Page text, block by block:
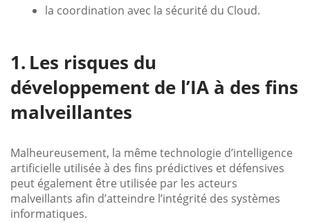
la coordination avec la sécurité du Cloud.
Les risques du
développement de l’IA à des fins
malveillantes
Malheureusement, la même technologie d’intelligence
artificielle utilisée à des fins prédictives et défensives
peut également être utilisée par les acteurs
malveillants afin d’atteindre l’intégrité des systèmes
informatiques.